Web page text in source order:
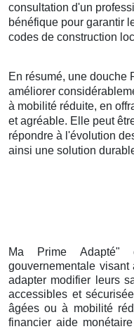
consultation d'un
bénéfique pour garantir
codes de construction
En résumé, une douche
améliorer
à mobilité réduite, en
et agréable. Elle peut
répondre à l'évolution
ainsi une solution
Ma Prime Adapté"
gouvernementale
adapter modifier leurs
accessibles et
âgées ou à mobilité
financier aide